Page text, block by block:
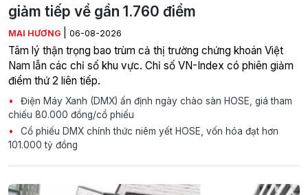
giảm tiếp về gần 1.760 điểm
MAI HƯƠNG 06-08-2026
Tâm lý thận trọng bao trùm cả thị trường chứng khoán Việt
Nam lẫn các chỉ số khu vực. Chỉ số VN-Index có phiên giảm
điểm thứ 2 liên tiếp.
Điện Máy Xanh (DMX) ấn định ngày chào sàn HOSE, giá tham
chiếu 80.000 đồng/cổ phiếu
Cổ phiếu DMX chính thức niêm yết HOSE, vốn hóa đạt hơn
101.000 tỷ đồng